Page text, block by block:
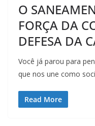
O
FORÇA DA
DEFESA DA
Você já parou para
que nos une como
Read More